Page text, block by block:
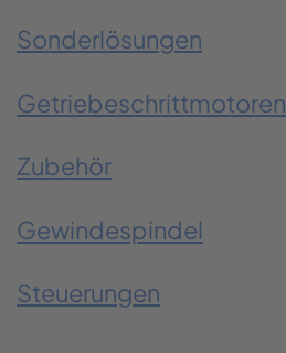
Sonderlösungen
Getriebeschrittmotoren
Zubehör
Gewindespindel
Steuerungen